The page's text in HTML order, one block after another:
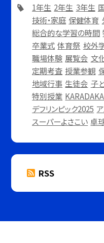
1年生 2年生 3年生
技術・家庭 保健体育
総合的な学習の時間
卒業式 体育祭 校外
職場体験 展覧会 文
定期考査 授業参観
地域行事 生徒会 子
特別授業
デフリンピック2025
スーパーよさこい 卓
RSS